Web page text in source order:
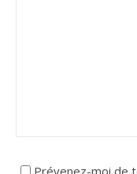
Prévenez-moi de